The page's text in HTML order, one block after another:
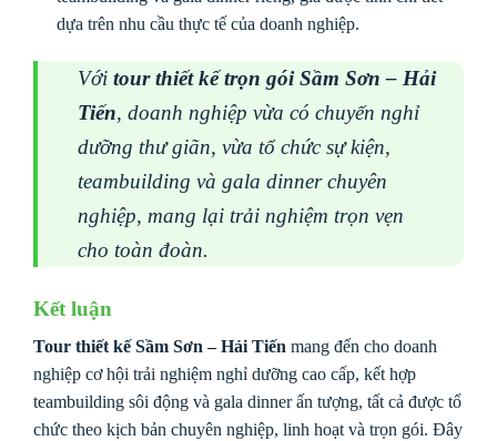
dựa trên nhu cầu thực tế của doanh nghiệp.
Với tour thiết kế trọn gói Sầm Sơn – Hải
Tiến, doanh nghiệp vừa có chuyến nghỉ
dưỡng thư giãn, vừa tổ chức sự kiện,
teambuilding và gala dinner chuyên
nghiệp, mang lại trải nghiệm trọn vẹn
cho toàn đoàn.
Kết luận
Tour thiết kế Sầm Sơn – Hải Tiến mang đến cho doanh
nghiệp cơ hội trải nghiệm nghỉ dưỡng cao cấp, kết hợp
teambuilding sôi động và gala dinner ấn tượng, tất cả được tổ
chức theo kịch bản chuyên nghiệp, linh hoạt và trọn gói. Đây